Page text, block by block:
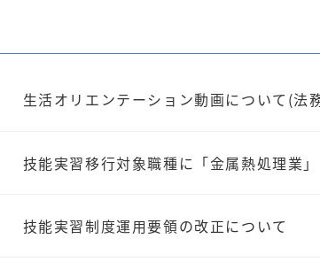
生活オリエンテーション動画について(法
技能実習移行対象職種に「金属熱処理業
技能実習制度運用要領の改正について